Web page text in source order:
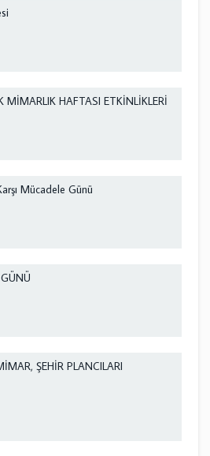
HAFTASI ETKİNLİKLERİ
Mücadele Günü
ŞEHİR PLANCILARI